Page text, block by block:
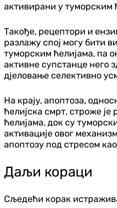
активирани у туморским
Такође, рецептори и
разлажу спој могу бити
туморским ћелијама, па
активне супстанце него
дјеловање селективно
На крају, апоптоза,
ћелијска смрт, строже је
ћелијама, док су
активације овог
апоптозу под стресом
Даљи кораци
Сљедећи корак